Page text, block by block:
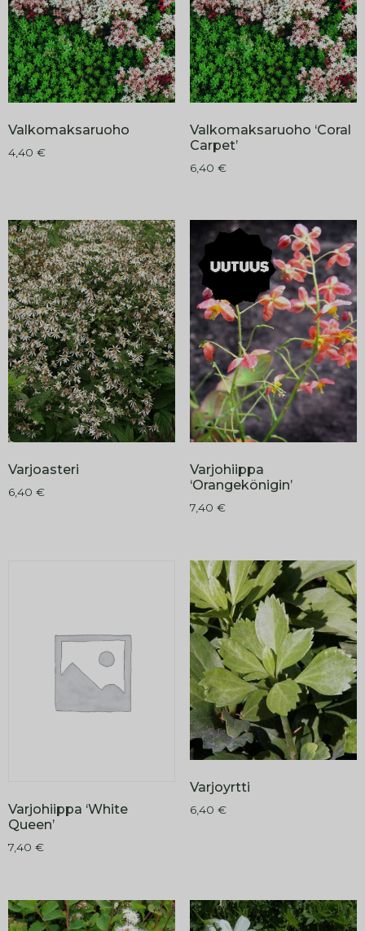
Valkomaksaruoho
4,40 €
Valkomaksaruoho ‘Coral
Carpet’
6,40 €
Varjoasteri
6,40 €
Varjohiippa
‘Orangekönigin’
7,40 €
Varjohiippa ‘White
Queen’
7,40 €
Varjoyrtti
6,40 €